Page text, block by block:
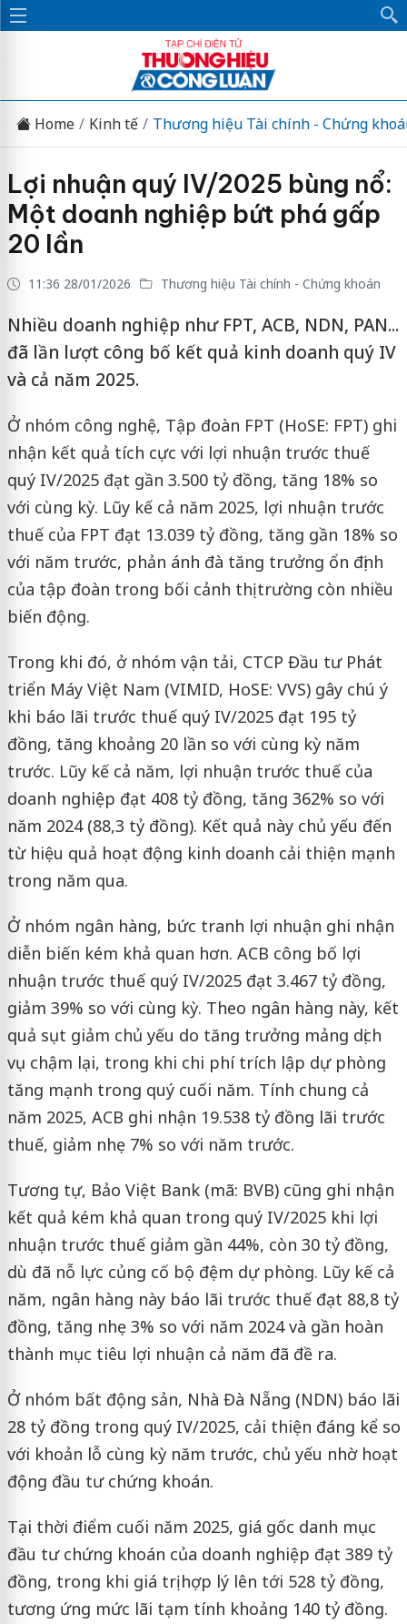
Home Kinh tế Thương hiệu Tài chính - Chứng
Lợi nhuận quý IV/2025 bùng nổ:
Một doanh nghiệp bứt phá gấp
20 lần
11:36 28/01/2026 Thương hiệu Tài chính - Chứng khoán
Nhiều doanh nghiệp như FPT, ACB, NDN, PAN...
đã lần lượt công bố kết quả kinh doanh quý IV
và cả năm 2025.
Ở nhóm công nghệ, Tập đoàn FPT (HoSE: FPT) ghi
nhận kết quả tích cực với lợi nhuận trước thuế
quý IV/2025 đạt gần 3.500 tỷ đồng, tăng 18% so
với cùng kỳ. Lũy kế cả năm 2025, lợi nhuận trước
thuế của FPT đạt 13.039 tỷ đồng, tăng gần 18% so
với năm trước, phản ánh đà tăng trưởng ổn định
của tập đoàn trong bối cảnh thị trường còn nhiều
biến động.
Trong khi đó, ở nhóm vận tải, CTCP Đầu tư Phát
triển Máy Việt Nam (VIMID, HoSE: VVS) gây chú ý
khi báo lãi trước thuế quý IV/2025 đạt 195 tỷ
đồng, tăng khoảng 20 lần so với cùng kỳ năm
trước. Lũy kế cả năm, lợi nhuận trước thuế của
doanh nghiệp đạt 408 tỷ đồng, tăng 362% so với
năm 2024 (88,3 tỷ đồng). Kết quả này chủ yếu đến
từ hiệu quả hoạt động kinh doanh cải thiện mạnh
trong năm qua.
Ở nhóm ngân hàng, bức tranh lợi nhuận ghi nhận
diễn biến kém khả quan hơn. ACB công bố lợi
nhuận trước thuế quý IV/2025 đạt 3.467 tỷ đồng,
giảm 39% so với cùng kỳ. Theo ngân hàng này, kết
quả sụt giảm chủ yếu do tăng trưởng mảng dịch
vụ chậm lại, trong khi chi phí trích lập dự phòng
tăng mạnh trong quý cuối năm. Tính chung cả
năm 2025, ACB ghi nhận 19.538 tỷ đồng lãi trước
thuế, giảm nhẹ 7% so với năm trước.
Tương tự, Bảo Việt Bank (mã: BVB) cũng ghi nhận
kết quả kém khả quan trong quý IV/2025 khi lợi
nhuận trước thuế giảm gần 44%, còn 30 tỷ đồng,
dù đã nỗ lực củng cố bộ đệm dự phòng. Lũy kế cả
năm, ngân hàng này báo lãi trước thuế đạt 88,8 tỷ
đồng, tăng nhẹ 3% so với năm 2024 và gần hoàn
thành mục tiêu lợi nhuận cả năm đã đề ra.
Ở nhóm bất động sản, Nhà Đà Nẵng (NDN) báo lãi
28 tỷ đồng trong quý IV/2025, cải thiện đáng kể so
với khoản lỗ cùng kỳ năm trước, chủ yếu nhờ hoạt
động đầu tư chứng khoán.
Tại thời điểm cuối năm 2025, giá gốc danh mục
đầu tư chứng khoán của doanh nghiệp đạt 389 tỷ
đồng, trong khi giá trị hợp lý lên tới 528 tỷ đồng,
tương ứng mức lãi tạm tính khoảng 140 tỷ đồng.